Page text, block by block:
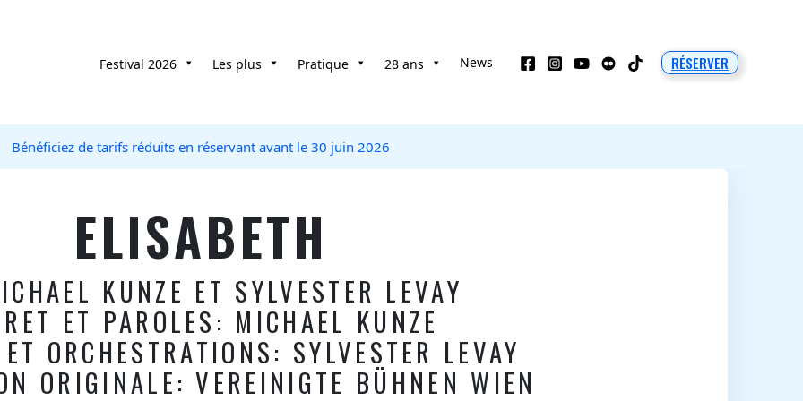
Festival 2026 Les plus Pratique 28 ans News RÉSERVER
Bénéficiez de tarifs réduits en réservant avant le 30 juin 2026
ELISABETH
KUNZE ET SYLVESTER LEVAY
ET PAROLES: MICHAEL KUNZE
ORCHESTRATIONS: SYLVESTER LEVAY
ORIGINALE: VEREINIGTE BÜHNEN WIEN